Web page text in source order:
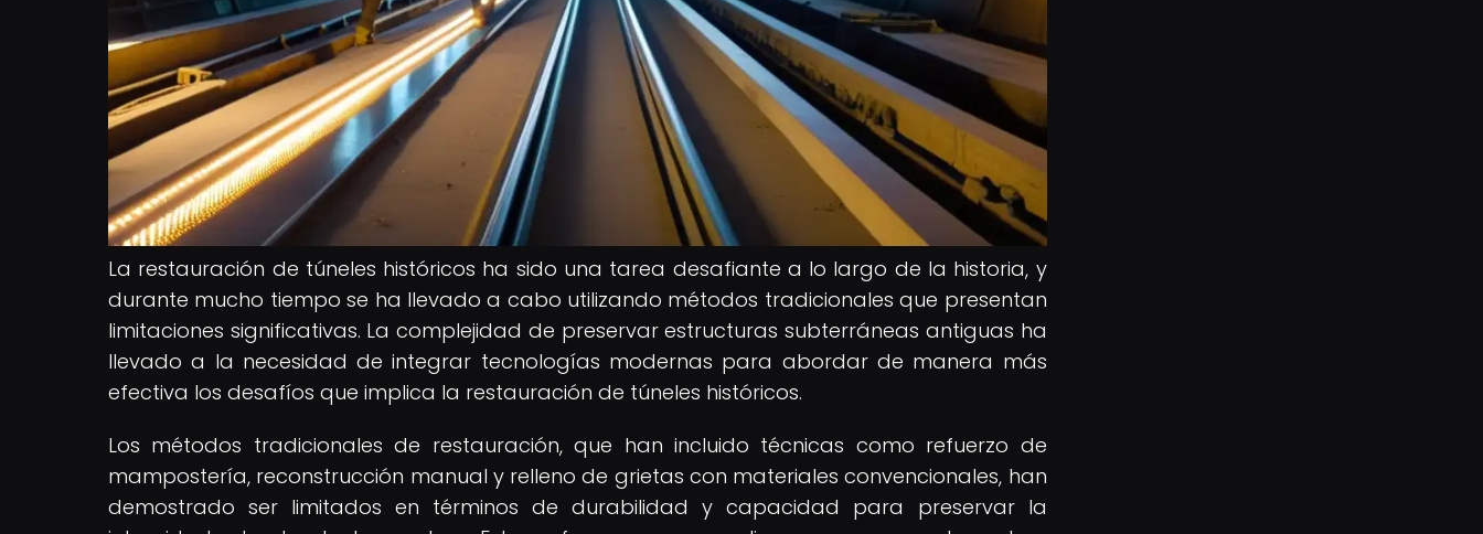
La restauración de túneles históricos ha sido una tarea desafiante a lo largo de la historia, y
durante mucho tiempo se ha llevado a cabo utilizando métodos tradicionales que presentan
limitaciones significativas. La complejidad de preservar estructuras subterráneas antiguas ha
llevado a la necesidad de integrar tecnologías modernas para abordar de manera más
efectiva los desafíos que implica la restauración de túneles históricos.
Los métodos tradicionales de restauración, que han incluido técnicas como refuerzo de
mampostería, reconstrucción manual y relleno de grietas con materiales convencionales, han
demostrado ser limitados en términos de durabilidad y capacidad para preservar la